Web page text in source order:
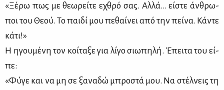
«Ξέ­ρω πως με θε­ω­ρεί­τε εχθρό σας. Αλ­λά… εί­στε άν­θρω­
ποι του Θε­ού. Το παι­δί μου πε­θαί­νει από την πεί­να. Κά­ντε
κά­τι!»
Η ηγου­μέ­νη τον κοί­τα­ξε για λί­γο σιω­πη­λή. Έπει­τα του εί­
πε:
«Φύ­γε και να μη σε ξα­να­δώ μπρο­στά μου. Να στέλ­νεις τη